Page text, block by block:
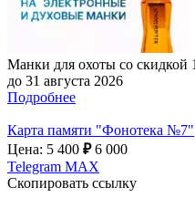
Манки для охоты со скидкой
до 31 августа 2026
Подробнее
Карта памяти "Фонотека №7"
Цена: 5 400 ₽ 6 000
Telegram MAX
Скопировать ссылку